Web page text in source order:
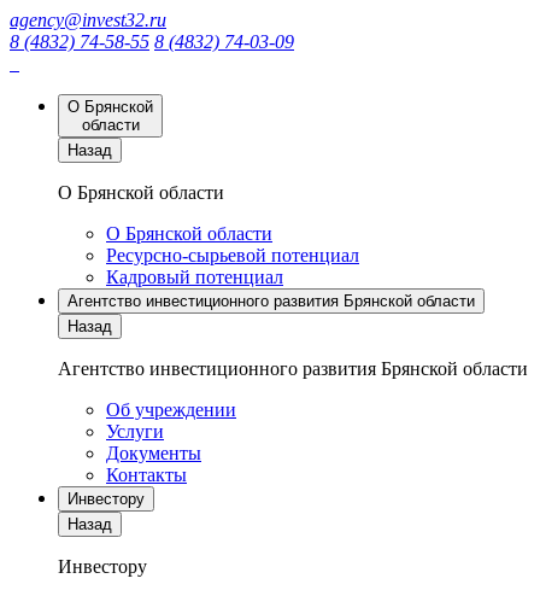
agency@invest32.ru
8 (4832) 74-58-55 8 (4832) 74-03-09
О Брянской
области
Назад
О Брянской области
О Брянской области
Ресурсно-сырьевой потенциал
Кадровый потенциал
Агентство инвестиционного развития Брянской области
Назад
Агентство инвестиционного развития Брянской области
Об учреждении
Услуги
Документы
Контакты
Инвестору
Назад
Инвестору